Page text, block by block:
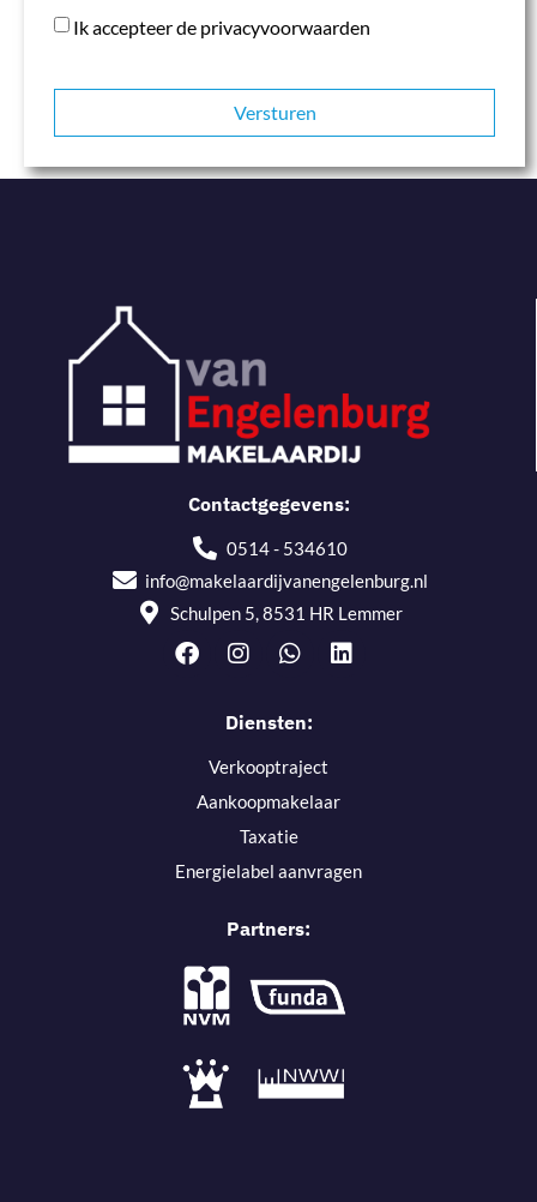
Ik accepteer de privacyvoorwaarden
Versturen
Contactgegevens:
0514 - 534610
info@makelaardijvanengelenburg.nl
Schulpen 5, 8531 HR Lemmer
Diensten:
Verkooptraject
Aankoopmakelaar
Taxatie
Energielabel aanvragen
Partners: